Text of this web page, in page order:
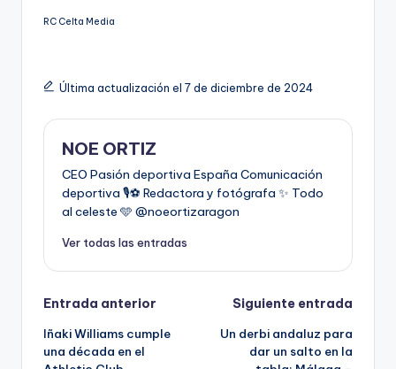
RC Celta Media
Última actualización el 7 de diciembre de 2024
NOE ORTIZ
CEO Pasión deportiva España Comunicación
deportiva 🎙️⚽️ Redactora y fotógrafa ✨ Todo
al celeste 🩵 @noeortizaragon
Ver todas las entradas
Entrada anterior
Iñaki Williams cumple
una década en el
Siguiente entrada
Un derbi andaluz para
dar un salto en la